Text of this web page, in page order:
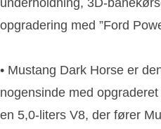
opgradering med ”Ford
• Mustang Dark Horse er
nogensinde med
en 5,0-liters V8, der fører